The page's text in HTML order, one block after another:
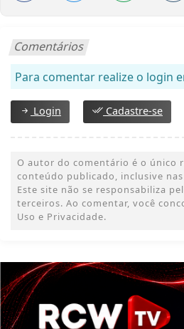
Comentários
Para comentar realize o login
Login Cadastre-se
O autor do comentário é o único
conteúdo publicado, inclusive
Este site não se responsabiliza
terceiros. Ao comentar, você
Uso e Privacidade.